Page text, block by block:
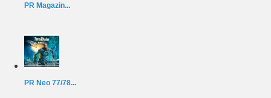
PR Magazin...
PR Neo 77/78...